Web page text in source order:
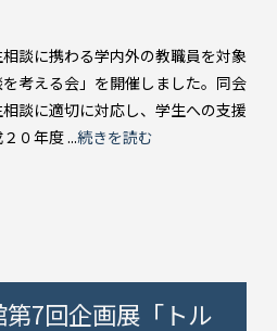
談に携わる学内外の教職員を対象
考える会」を開催しました。同会
談に適切に対応し、学生への支援
０年度 ...続きを読む
7回企画展「トル